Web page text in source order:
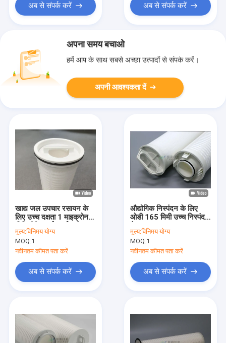
अब से संपर्क करें अब से संपर्क करें
अपना समय बचाओ
हमें आप के साथ सबसे अच्छा उत्पादों से संपर्क करें।
अपनी आवश्यकता दें
खाद्य जल उपचार रसायन के
लिए उच्च दक्षता 1 माइक्रोन
पीपी प्लेटेड हाई लार्ज फ्लो
फिल्टर कार्ट्रिज
मूल्य:विनिमय योग्य
MOQ:1
नवीनतम कीमत पता करें
अब से संपर्क करें
औद्योगिक निस्पंदन के लिए
ओडी 165 मिमी उच्च निस्पंदन
क्षेत्र 40 '' 0.5/1/5/10
माइक्रोन आरओ जल फ़िल्टर
प्लेटेड
मूल्य:विनिमय योग्य
MOQ:1
नवीनतम कीमत पता करें
अब से संपर्क करें